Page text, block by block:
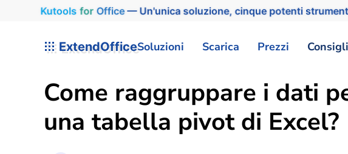
Kutools for Office— Un'unica soluzione, cinque potenti
ExtendOfficeSoluzioni Scarica Prezzi
Come raggruppare i dati
una tabella pivot di Excel?